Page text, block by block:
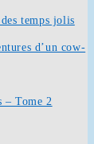
temps jolis
d’un cow-
– Tome 2